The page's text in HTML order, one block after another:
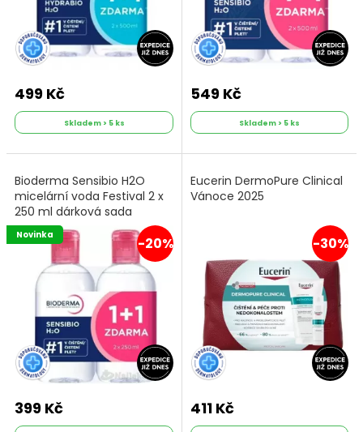
499 Kč
Skladem > 5 ks
549 Kč
Skladem > 5 ks
Bioderma Sensibio H2O
micelární voda Festival 2 x
250 ml dárková sada
-20%
Novinka
399 Kč
Eucerin DermoPure Clinical
Vánoce 2025
-30%
411 Kč